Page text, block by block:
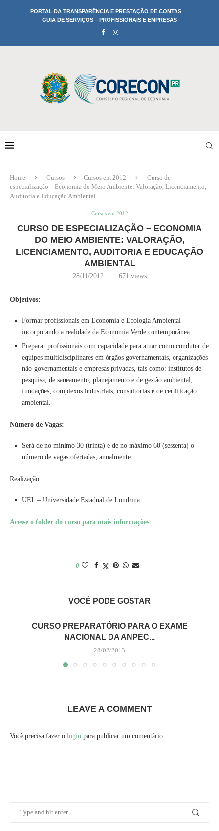
PORTAL DA TRANSPARÊNCIA E PRESTAÇÃO DE CONTAS
GUIA DE SERVIÇOS – PROFISSIONAIS E EMPRESAS
Home Cursos Cursos em 2012
Curso de
especialização – Economia do Meio Ambiente: Valoração, Licenciamento,
Auditoria e Educação Ambiental
Cursos em 2012
CURSO DE ESPECIALIZAÇÃO – ECONOMIA
DO MEIO AMBIENTE: VALORAÇÃO,
LICENCIAMENTO, AUDITORIA E EDUCAÇÃO
AMBIENTAL
28/11/2012 671 views
Objetivos:
Formar profissionais em Economia e Ecologia Ambiental
incorporando a realidade da Economia Verde contemporânea.
Preparar profissionais com capacidade para atuar como condutor de
equipes multidisciplinares em órgãos governamentais, organizações
não-governamentais e empresas privadas, tais como: institutos de
pesquisa, de saneamento, planejamento e de gestão ambiental;
fundações; complexos industriais; consultorias e de certificação
ambiental.
Número de Vagas:
Será de no mínimo 30 (trinta) e de no máximo 60 (sessenta) o
número de vagas ofertadas, anualmente.
Realização:
UEL – Universidade Estadual de Londrina
Acesse o folder do curso para mais informações
0
VOCÊ PODE GOSTAR
CURSO PREPARATÓRIO PARA O EXAME
NACIONAL DA ANPEC...
28/02/2013
LEAVE A COMMENT
Você precisa fazer o login para publicar um comentário.